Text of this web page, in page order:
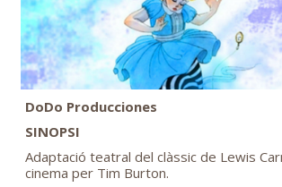
DoDo Producciones
SINOPSI
Adaptació teatral del clàssic de Lewis
cinema per Tim Burton.